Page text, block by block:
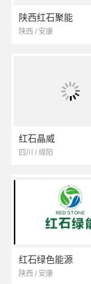
陕西红石聚能
陕西 / 安康
红石晶威
四川 / 绵阳
红石绿色能源
陕西 / 安康